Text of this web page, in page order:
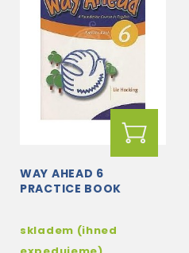
WAY AHEAD 6
PRACTICE BOOK
skladem (ihned